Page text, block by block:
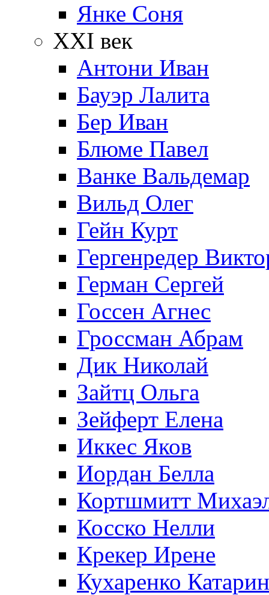
Янке Соня
XXI век
Антони Иван
Бауэр Лалита
Бер Иван
Блюме Павел
Ванке Вальдемар
Вильд Олег
Гейн Курт
Гергенредер
Герман Сергей
Госсен Агнес
Гроссман Абрам
Дик Николай
Зайтц Ольга
Зейферт Елена
Иккес Яков
Иордан Белла
Кортшмитт
Косско Нелли
Крекер Ирене
Кухаренко